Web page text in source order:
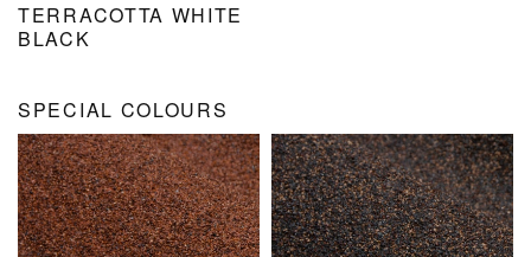
TERRACOTTA WHITE
BLACK
SPECIAL COLOURS